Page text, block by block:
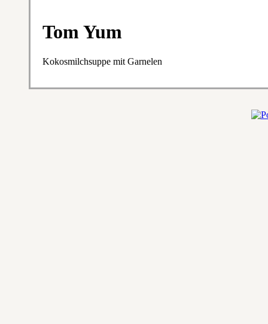
Tom Yum
Kokosmilchsuppe mit Garnelen